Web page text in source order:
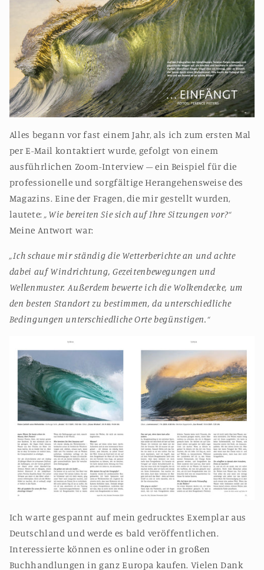
Alles begann vor fast einem Jahr, als ich zum ersten Mal
per E-Mail kontaktiert wurde, gefolgt von einem
ausführlichen Zoom-Interview – ein Beispiel für die
professionelle und sorgfältige Herangehensweise des
Magazins. Eine der Fragen, die mir gestellt wurden,
lautete:„Wie bereiten Sie sich auf Ihre Sitzungen vor?“
Meine Antwort war:
„Ich schaue mir ständig die Wetterberichte an und achte
dabei auf Windrichtung, Gezeitenbewegungen und
Wellenmuster. Außerdem bewerte ich die Wolkendecke, um
den besten Standort zu bestimmen, da unterschiedliche
Bedingungen unterschiedliche Orte begünstigen.“
Ich warte gespannt auf mein gedrucktes Exemplar aus
Deutschland und werde es bald veröffentlichen.
Interessierte können es online oder in großen
Buchhandlungen in ganz Europa kaufen. Vielen Dank